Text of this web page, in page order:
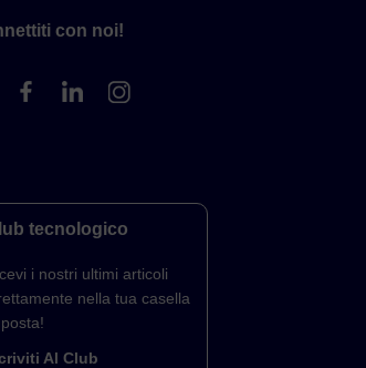
con noi!
tecnologico
i nostri ultimi articoli
nella tua casella
Al Club